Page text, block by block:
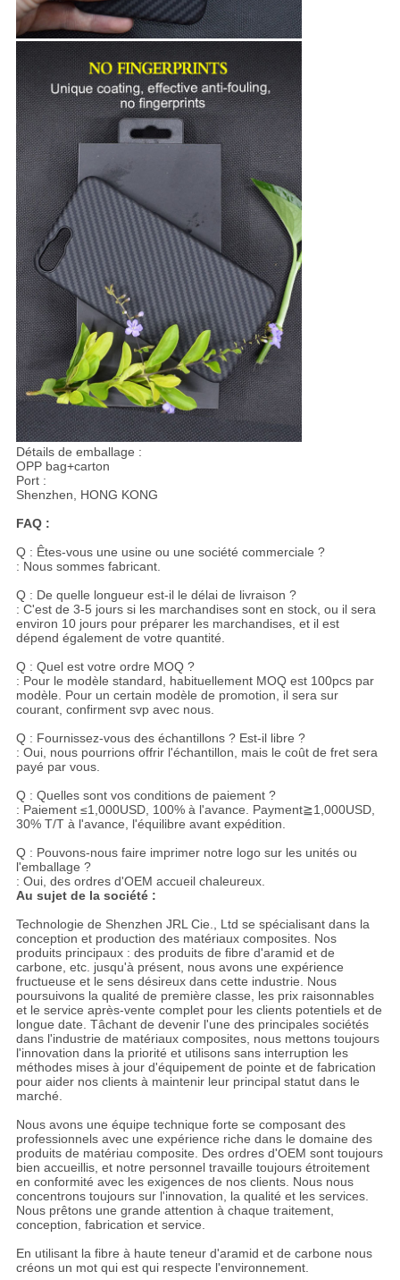
Détails de emballage :
OPP bag+carton
Port :
Shenzhen, HONG KONG
FAQ :
Q : Êtes-vous une usine ou une société commerciale ?
: Nous sommes fabricant.
Q : De quelle longueur est-il le délai de livraison ?
: C'est de 3-5 jours si les marchandises sont en stock, ou il sera
environ 10 jours pour préparer les marchandises, et il est
dépend également de votre quantité.
Q : Quel est votre ordre MOQ ?
: Pour le modèle standard, habituellement MOQ est 100pcs par
modèle. Pour un certain modèle de promotion, il sera sur
courant, confirment svp avec nous.
Q : Fournissez-vous des échantillons ? Est-il libre ?
: Oui, nous pourrions offrir l'échantillon, mais le coût de fret sera
payé par vous.
Q : Quelles sont vos conditions de paiement ?
: Paiement ≤1,000USD, 100% à l'avance. Payment≧1,000USD,
30% T/T à l'avance, l'équilibre avant expédition.
Q : Pouvons-nous faire imprimer notre logo sur les unités ou
l'emballage ?
: Oui, des ordres d'OEM accueil chaleureux.
Au sujet de la société :
Technologie de Shenzhen JRL Cie., Ltd se spécialisant dans la
conception et production des matériaux composites. Nos
produits principaux : des produits de fibre d'aramid et de
carbone, etc. jusqu'à présent, nous avons une expérience
fructueuse et le sens désireux dans cette industrie. Nous
poursuivons la qualité de première classe, les prix raisonnables
et le service après-vente complet pour les clients potentiels et de
longue date. Tâchant de devenir l'une des principales sociétés
dans l'industrie de matériaux composites, nous mettons toujours
l'innovation dans la priorité et utilisons sans interruption les
méthodes mises à jour d'équipement de pointe et de fabrication
pour aider nos clients à maintenir leur principal statut dans le
marché.
Nous avons une équipe technique forte se composant des
professionnels avec une expérience riche dans le domaine des
produits de matériau composite. Des ordres d'OEM sont toujours
bien accueillis, et notre personnel travaille toujours étroitement
en conformité avec les exigences de nos clients. Nous nous
concentrons toujours sur l'innovation, la qualité et les services.
Nous prêtons une grande attention à chaque traitement,
conception, fabrication et service.
En utilisant la fibre à haute teneur d'aramid et de carbone nous
créons un mot qui est qui respecte l'environnement.